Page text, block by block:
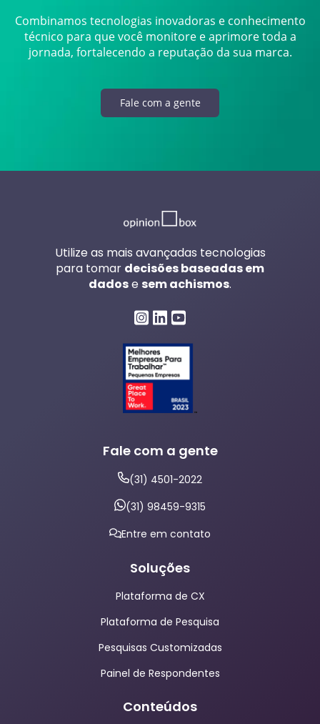
Combinamos tecnologias inovadoras e conhecimento
técnico para que você monitore e aprimore toda a
jornada, fortalecendo a reputação da sua marca.
Fale com a gente
Utilize as mais avançadas tecnologias
para tomar decisões baseadas em
dadose sem achismos.
Fale com a gente
(31) 4501-2022
(31) 98459-9315
Entre em contato
Soluções
Plataforma de CX
Plataforma de Pesquisa
Pesquisas Customizadas
Painel de Respondentes
Conteúdos